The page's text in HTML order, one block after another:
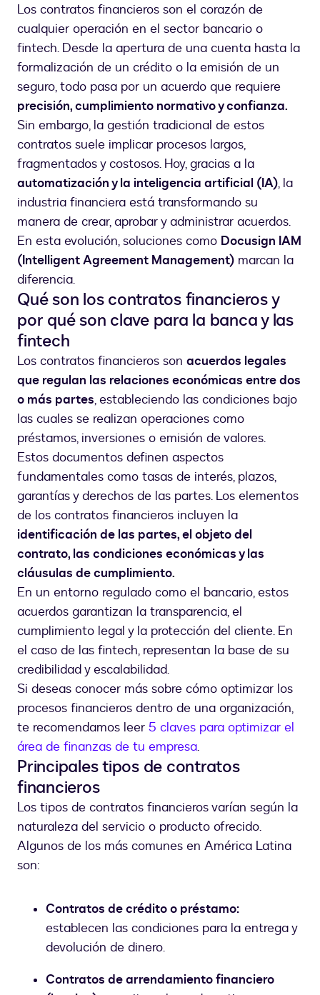
Los contratos financieros son el corazón de
cualquier operación en el sector bancario o
fintech. Desde la apertura de una cuenta hasta la
formalización de un crédito o la emisión de un
seguro, todo pasa por un acuerdo que requiere
precisión, cumplimiento normativo y confianza.
Sin embargo, la gestión tradicional de estos
contratos suele implicar procesos largos,
fragmentados y costosos. Hoy, gracias a la
automatización y la inteligencia artificial (IA), la
industria financiera está transformando su
manera de crear, aprobar y administrar acuerdos.
En esta evolución, soluciones como Docusign IAM
(Intelligent Agreement Management) marcan la
diferencia.
Qué son los contratos financieros y
por qué son clave para la banca y las
fintech
Los contratos financieros son acuerdos legales
que regulan las relaciones económicas entre dos
o más partes, estableciendo las condiciones bajo
las cuales se realizan operaciones como
préstamos, inversiones o emisión de valores.
Estos documentos definen aspectos
fundamentales como tasas de interés, plazos,
garantías y derechos de las partes. Los elementos
de los contratos financieros incluyen la
identificación de las partes, el objeto del
contrato, las condiciones económicas y las
cláusulas de cumplimiento.
En un entorno regulado como el bancario, estos
acuerdos garantizan la transparencia, el
cumplimiento legal y la protección del cliente. En
el caso de las fintech, representan la base de su
credibilidad y escalabilidad.
Si deseas conocer más sobre cómo optimizar los
procesos financieros dentro de una organización,
te recomendamos leer 5 claves para optimizar el
área de finanzas de tu empresa.
Principales tipos de contratos
financieros
Los tipos de contratos financieros varían según la
naturaleza del servicio o producto ofrecido.
Algunos de los más comunes en América Latina
son:
Contratos de crédito o préstamo:
establecen las condiciones para la entrega y
devolución de dinero.
Contratos de arrendamiento financiero